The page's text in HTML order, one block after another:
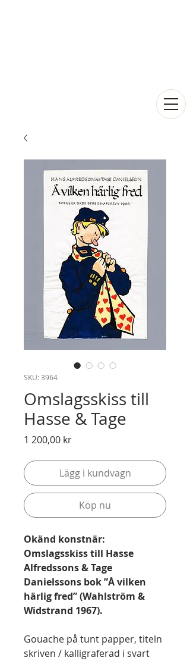
SKU: 3964
Omslagsskiss till
Hasse & Tage
1 200,00 krPris
Lägg i kundvagn
Köp nu
Okänd konstnär:
Omslagsskiss till Hasse
Alfredssons & Tage
Danielssons bok ”Å vilken
härlig fred” (Wahlström &
Widstrand 1967).
Gouache på tunt papper, titeln
skriven / kalligraferad i svart